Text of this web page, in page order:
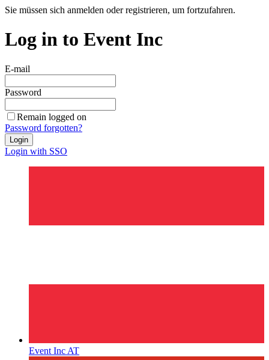
Sie müssen sich anmelden oder registrieren, um fortzufahren.
Log in to Event Inc
E-mail
Password
Remain logged on
Password forgotten?
Login
Login with SSO
Event Inc AT